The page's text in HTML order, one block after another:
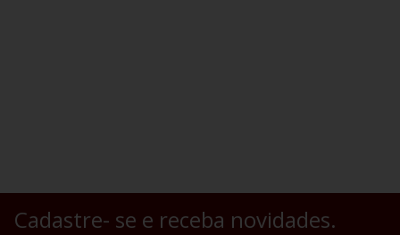
Cadastre- se e receba novidades.